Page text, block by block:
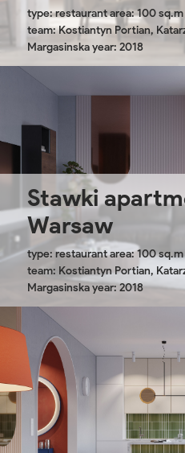
type: restaurant area: 100
team: Kostiantyn Portian,
Margasinska year: 2018
Stawki
Warsaw
type: restaurant area: 100
team: Kostiantyn Portian,
Margasinska year: 2018